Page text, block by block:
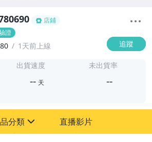
店鋪
證
1天前上線 追蹤
出貨速度
-- 天
未出貨率
--
分類 直播影片